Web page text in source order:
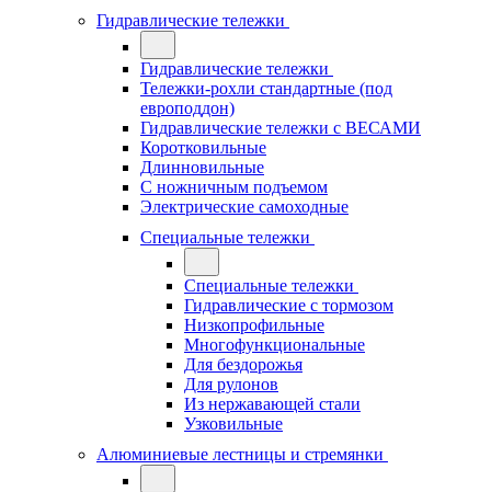
Гидравлические тележки
Гидравлические тележки
Тележки-рохли стандартные (под
европоддон)
Гидравлические тележки с ВЕСАМИ
Коротковильные
Длинновильные
С ножничным подъемом
Электрические самоходные
Специальные тележки
Специальные тележки
Гидравлические с тормозом
Низкопрофильные
Многофункциональные
Для бездорожья
Для рулонов
Из нержавающей стали
Узковильные
Алюминиевые лестницы и стремянки